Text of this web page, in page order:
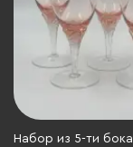
Набор из 5-ти